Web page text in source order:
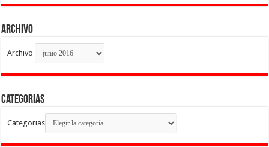
Archivo
Archivo
Categorias
Categorias